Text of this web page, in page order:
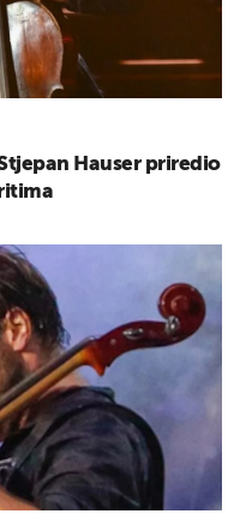
Hauser priredio